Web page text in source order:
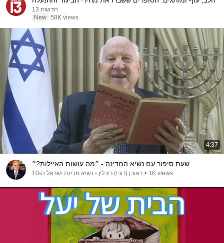
חדשות 13
New 58K views
4:37
שעת סיפור עם נשיא המדינה - ״מה עושות האיילות?״
ראובן (רובי) ריבלין - נשיא מדינת ישראל ה-10 • 1K views